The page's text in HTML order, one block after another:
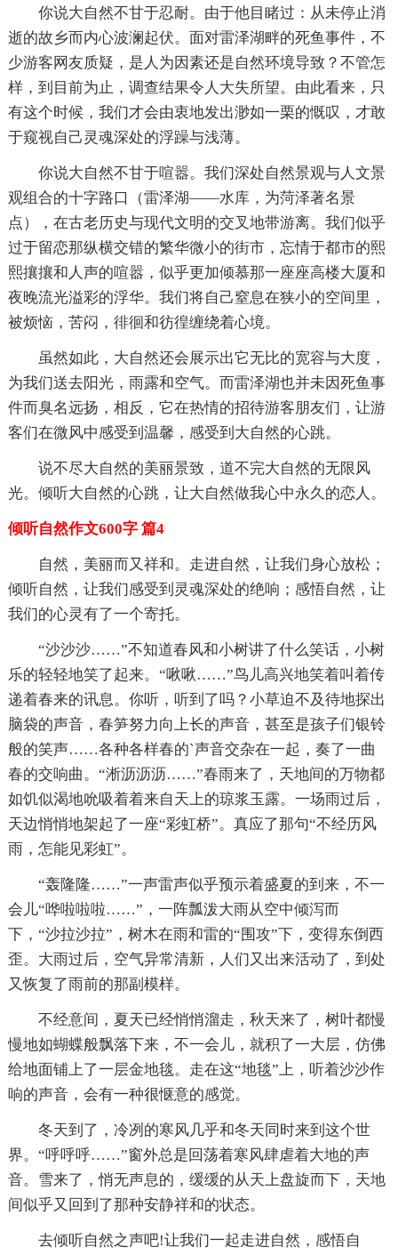
你说大自然不甘于忍耐。由于他目睹过：从未停止消
逝的故乡而内心波澜起伏。面对雷泽湖畔的死鱼事件，不
少游客网友质疑，是人为因素还是自然环境导致？不管怎
样，到目前为止，调查结果令人大失所望。由此看来，只
有这个时候，我们才会由衷地发出渺如一栗的慨叹，才敢
于窥视自己灵魂深处的浮躁与浅薄。
你说大自然不甘于喧嚣。我们深处自然景观与人文景
观组合的十字路口（雷泽湖——水库，为菏泽著名景
点），在古老历史与现代文明的交叉地带游离。我们似乎
过于留恋那纵横交错的繁华微小的街市，忘情于都市的熙
熙攘攘和人声的喧嚣，似乎更加倾慕那一座座高楼大厦和
夜晚流光溢彩的浮华。我们将自己窒息在狭小的空间里，
被烦恼，苦闷，徘徊和彷徨缠绕着心境。
虽然如此，大自然还会展示出它无比的宽容与大度，
为我们送去阳光，雨露和空气。而雷泽湖也并未因死鱼事
件而臭名远扬，相反，它在热情的招待游客朋友们，让游
客们在微风中感受到温馨，感受到大自然的心跳。
说不尽大自然的美丽景致，道不完大自然的无限风
光。倾听大自然的心跳，让大自然做我心中永久的恋人。
倾听自然作文600字 篇4
自然，美丽而又祥和。走进自然，让我们身心放松；
倾听自然，让我们感受到灵魂深处的绝响；感悟自然，让
我们的心灵有了一个寄托。
“沙沙沙……”不知道春风和小树讲了什么笑话，小树
乐的轻轻地笑了起来。“啾啾……”鸟儿高兴地笑着叫着传
递着春来的讯息。你听，听到了吗？小草迫不及待地探出
脑袋的声音，春笋努力向上长的声音，甚至是孩子们银铃
般的笑声……各种各样春的`声音交杂在一起，奏了一曲
春的交响曲。“淅沥沥沥……”春雨来了，天地间的万物都
如饥似渴地吮吸着着来自天上的琼浆玉露。一场雨过后，
天边悄悄地架起了一座“彩虹桥”。真应了那句“不经历风
雨，怎能见彩虹”。
“轰隆隆……”一声雷声似乎预示着盛夏的到来，不一
会儿“哗啦啦啦……”，一阵瓢泼大雨从空中倾泻而
下，“沙拉沙拉”，树木在雨和雷的“围攻”下，变得东倒西
歪。大雨过后，空气异常清新，人们又出来活动了，到处
又恢复了雨前的那副模样。
不经意间，夏天已经悄悄溜走，秋天来了，树叶都慢
慢地如蝴蝶般飘落下来，不一会儿，就积了一大层，仿佛
给地面铺上了一层金地毯。走在这“地毯”上，听着沙沙作
响的声音，会有一种很惬意的感觉。
冬天到了，冷冽的寒风几乎和冬天同时来到这个世
界。“呼呼呼……”窗外总是回荡着寒风肆虐着大地的声
音。雪来了，悄无声息的，缓缓的从天上盘旋而下，天地
间似乎又回到了那种安静祥和的状态。
去倾听自然之声吧!让我们一起走进自然，感悟自